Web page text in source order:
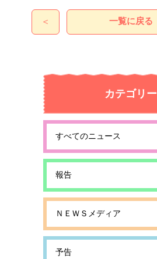
＜ 一覧に戻る
カテゴリー
すべてのニュース
報告
ＮＥＷＳメディア
予告